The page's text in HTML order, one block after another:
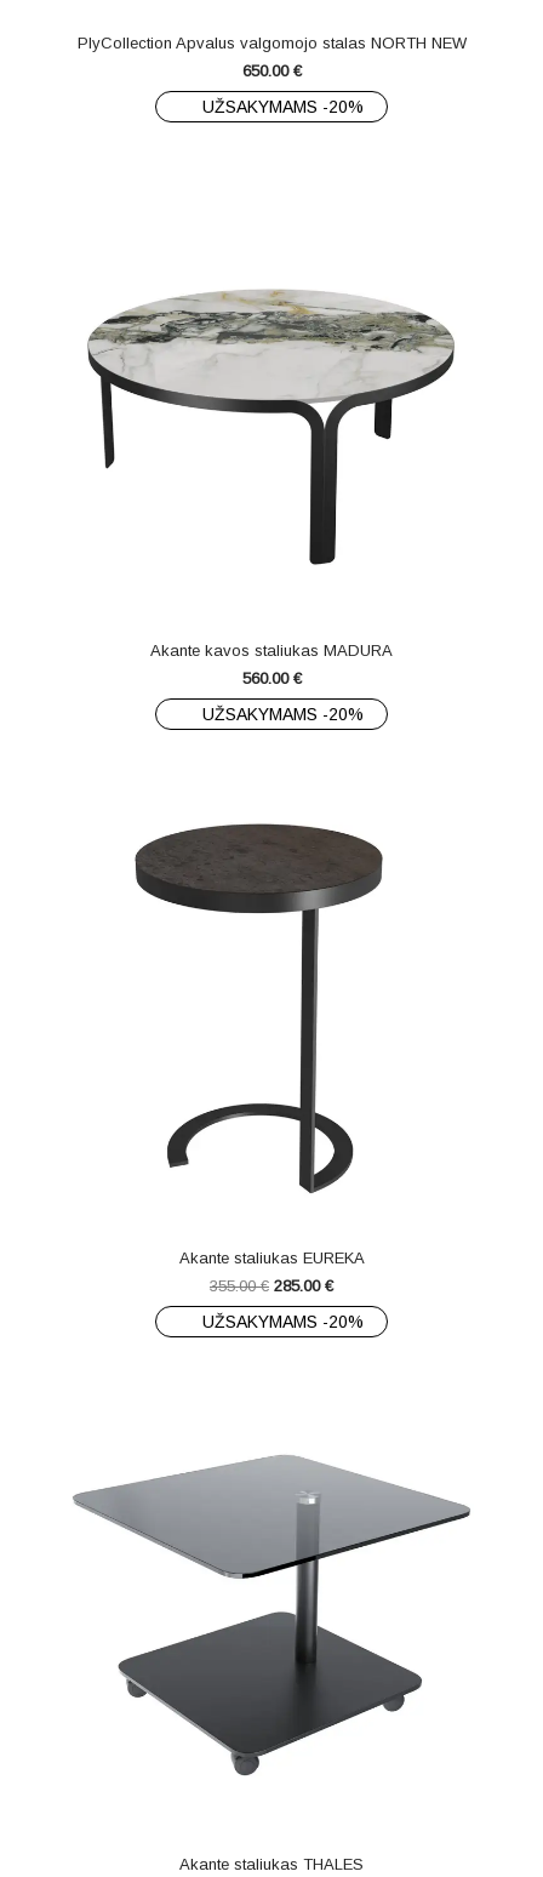
PlyCollection Apvalus valgomojo stalas NORTH NEW
650.00 €
UŽSAKYMAMS -20%
Akante kavos staliukas MADURA
560.00 €
UŽSAKYMAMS -20%
Akante staliukas EUREKA
355.00€ 285.00 €
UŽSAKYMAMS -20%
Akante staliukas THALES